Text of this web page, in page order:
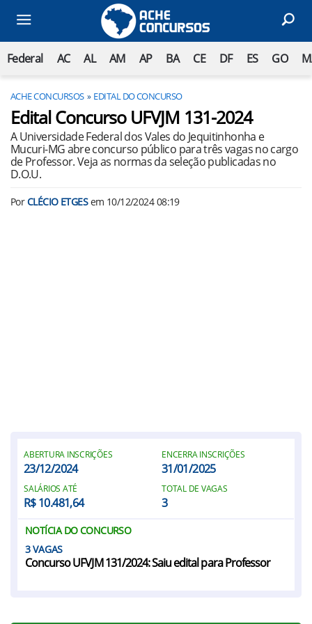
Federal AC AL AM AP BA CE DF ES GO
ACHE CONCURSOS EDITAL DO CONCURSO
Edital Concurso UFVJM 131-2024
A Universidade Federal dos Vales do Jequitinhonha e
Mucuri-MG abre concurso público para três vagas no cargo
de Professor. Veja as normas da seleção publicadas no
D.O.U.
PorCLÉCIO ETGESem 10/12/2024 08:19
ABERTURA INSCRIÇÕES
23/12/2024
ENCERRA INSCRIÇÕES
31/01/2025
SALÁRIOS ATÉ
R$ 10.481,64
TOTAL DE VAGAS
3
NOTÍCIA DO CONCURSO
3
Concurso UFVJM 131/2024: Saiu edital para Professor